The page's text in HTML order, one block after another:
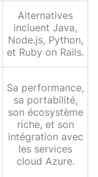
Alternatives
incluent Java,
Node.js, Python,
et Ruby on Rails.
Sa performance,
sa portabilité,
son écosystème
riche, et son
intégration avec
les services
cloud Azure.